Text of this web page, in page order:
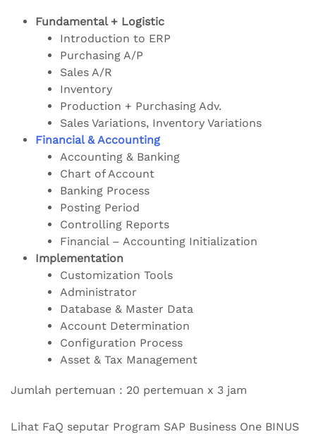
Fundamental + Logistic
Introduction to ERP
Purchasing A/P
Sales A/R
Inventory
Production + Purchasing Adv.
Sales Variations, Inventory Variations
Financial & Accounting
Accounting & Banking
Chart of Account
Banking Process
Posting Period
Controlling Reports
Financial – Accounting Initialization
Implementation
Customization Tools
Administrator
Database & Master Data
Account Determination
Configuration Process
Asset & Tax Management
Jumlah pertemuan : 20 pertemuan x 3 jam
Lihat FaQ seputar Program SAP Business One BINUS